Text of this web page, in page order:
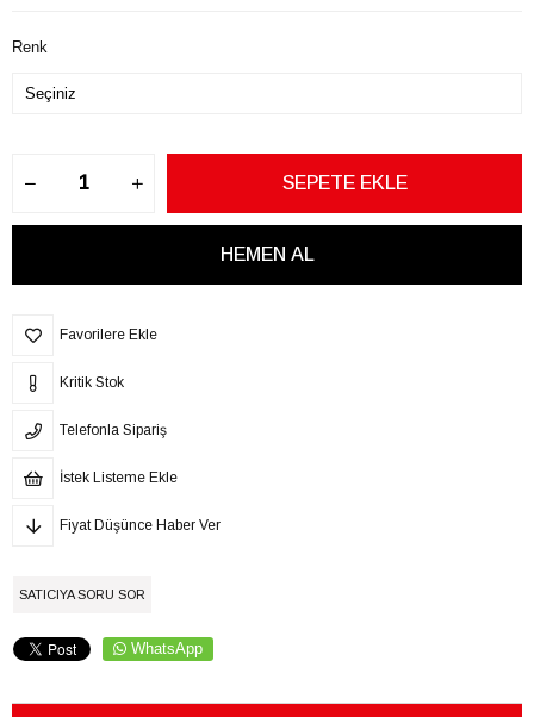
Renk
Favorilere Ekle
Kritik Stok
Telefonla Sipariş
İstek Listeme Ekle
Fiyat Düşünce Haber Ver
SATICIYA SORU SOR
WhatsApp